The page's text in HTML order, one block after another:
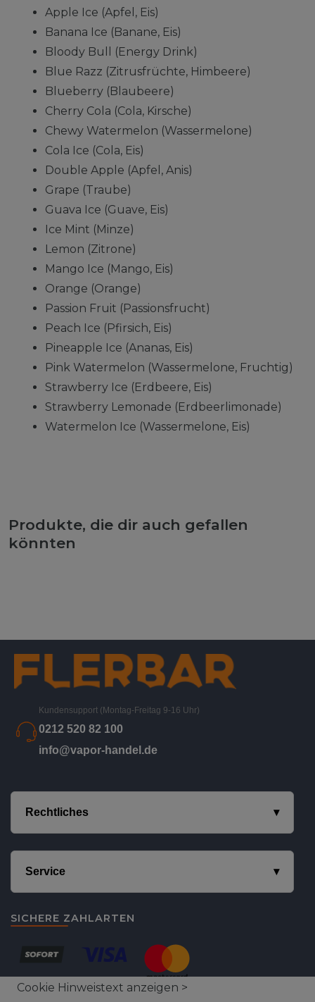
Apple Ice (Apfel, Eis)
Banana Ice (Banane, Eis)
Bloody Bull (Energy Drink)
Blue Razz (Zitrusfrüchte, Himbeere)
Blueberry (Blaubeere)
Cherry Cola (Cola, Kirsche)
Chewy Watermelon (Wassermelone)
Cola Ice (Cola, Eis)
Double Apple (Apfel, Anis)
Grape (Traube)
Guava Ice (Guave, Eis)
Ice Mint (Minze)
Lemon (Zitrone)
Mango Ice (Mango, Eis)
Orange (Orange)
Passion Fruit (Passionsfrucht)
Peach Ice (Pfirsich, Eis)
Pineapple Ice (Ananas, Eis)
Pink Watermelon (Wassermelone, Fruchtig)
Strawberry Ice (Erdbeere, Eis)
Strawberry Lemonade (Erdbeerlimonade)
Watermelon Ice (Wassermelone, Eis)
Produkte, die dir auch gefallen
könnten
Kundensupport (Montag-Freitag 9-16 Uhr)
0212 520 82 100
info@vapor-handel.de
Rechtliches
Service
SICHERE ZAHLARTEN
Cookie Hinweistext anzeigen >